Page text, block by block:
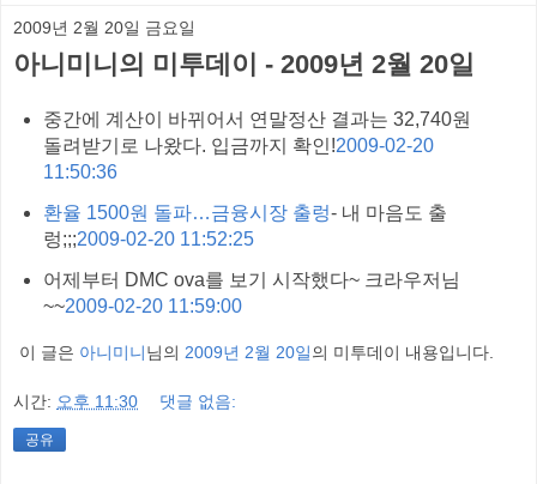
2009년 2월 20일 금요일
아니미니의 미투데이 - 2009년 2월 20일
중간에 계산이 바뀌어서 연말정산 결과는 32,740원
돌려받기로 나왔다. 입금까지 확인!2009-02-20
11:50:36
환율 1500원 돌파…금융시장 출렁- 내 마음도 출
렁;;;2009-02-20 11:52:25
어제부터 DMC ova를 보기 시작했다~ 크라우저님
~~2009-02-20 11:59:00
이 글은 아니미니님의 2009년 2월 20일의 미투데이 내용입니다.
시간: 오후 11:30 댓글 없음:
공유